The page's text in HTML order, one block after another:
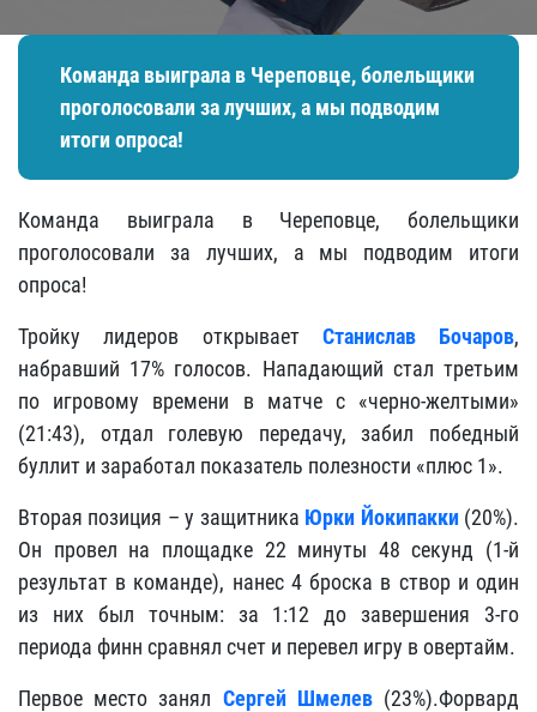
Команда выиграла в Череповце, болельщики
проголосовали за лучших, а мы подводим
итоги опроса!
Команда выиграла в Череповце, болельщики
проголосовали за лучших, а мы подводим итоги
опроса!
Тройку лидеров открывает Станислав Бочаров,
набравший 17% голосов. Нападающий стал третьим
по игровому времени в матче с «черно-желтыми»
(21:43), отдал голевую передачу, забил победный
буллит и заработал показатель полезности «плюс 1».
Вторая позиция – у защитника Юрки Йокипакки (20%).
Он провел на площадке 22 минуты 48 секунд (1-й
результат в команде), нанес 4 броска в створ и один
из них был точным: за 1:12 до завершения 3-го
периода финн сравнял счет и перевел игру в овертайм.
Первое место занял Сергей Шмелев(23%).Форвард